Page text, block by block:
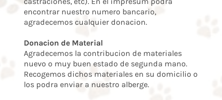
encontrar nuestro numero bancario,
agradecemos cualquier donacion.
Donacion de Material
Agradecemos la contribucion de materiales
nuevo o muy buen estado de segunda mano.
Recogemos dichos materiales en su domicilio o
los podra enviar a nuestro alberge.